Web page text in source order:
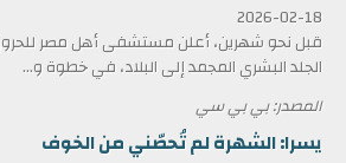
2026-02-18
قبل نحو شهرين، أعلن مستشفى أهل مصر
الجلد البشري المجمد إلى البلاد، في خطوة و...
المصدر: بي بي سي
يسرا: الشهرة لم تُحصّني من الخوف